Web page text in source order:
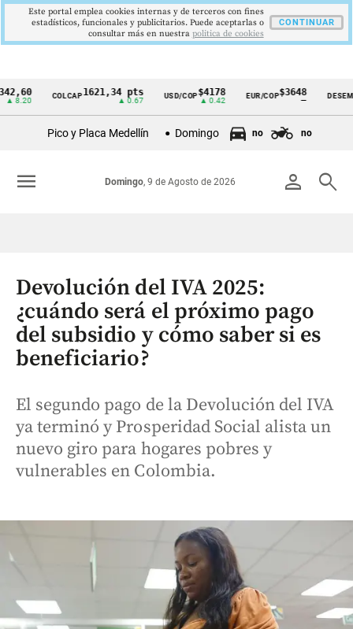
Cintillo
Colombia
COLCAP1621,34 pts USD/COP$4178
▲ 0.42
EUR/COP$3648
—
DESEMPLEO
Pico y Placa Medellín Domingo no no
person search
Domingo, 9 de Agosto de 2026
menu
Devolución del IVA 2025:
¿cuándo será el próximo pago
del subsidio y cómo saber si es
beneficiario?
El segundo pago de la Devolución del IVA
ya terminó y Prosperidad Social alista un
nuevo giro para hogares pobres y
vulnerables en Colombia.
Este portal emplea cookies internas y de terceros con fines
estadísticos, funcionales y publicitarios. Puede aceptarlas o
consultar más en nuestra politica de cookies
CONTINUAR